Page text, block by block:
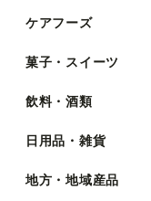
ケアフーズ
菓子・スイーツ
飲料・酒類
日用品・雑貨
地方・地域産品